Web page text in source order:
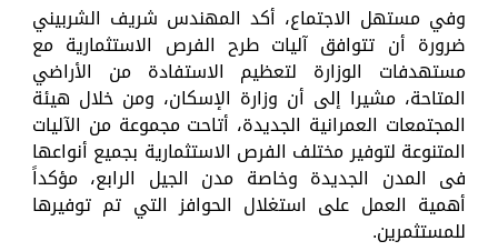
وفي مستهل الاجتماع، أكد المهندس شريف الشربيني
ضرورة أن تتوافق آليات طرح الفرص الاستثمارية مع
مستهدفات الوزارة لتعظيم الاستفادة من الأراضي
المتاحة، مشيرا إلى أن وزارة الإسكان، ومن خلال هيئة
المجتمعات العمرانية الجديدة، أتاحت مجموعة من الآليات
المتنوعة لتوفير مختلف الفرص الاستثمارية بجميع أنواعها
فى المدن الجديدة وخاصة مدن الجيل الرابع، مؤكداً
أهمية العمل على استغلال الحوافز التي تم توفيرها
للمستثمرين.